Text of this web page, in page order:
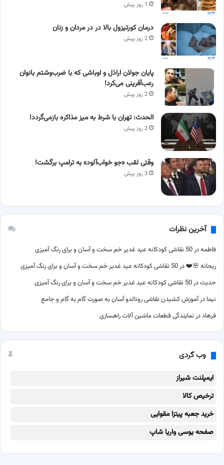
1 روز پیش
درمان کورتیزول بالا در در مردان و زنان
2 روز پیش
پایان جولان اراذل و اوباشی که با ضرب‌وشتم بانوان
رعب‌آفرینی می‌کرد!
2 روز پیش
الحدث: تهران با شرط به میز مذاکره بازمی‌گردد!
2 روز پیش
وقتی لقب «جو خواب‌آلود» به ترامپ برگشت!
3 روز پیش
آخرین نظرات
فاطمهدر50 نقاشی کودکانه عید غدیر خم سخت و آسان و برای رنگ آمیزی
ریحانه 🌸❤️در50 نقاشی کودکانه عید غدیر خم سخت و آسان و برای رنگ آمیزی
حدیثدر50 نقاشی کودکانه عید غدیر خم سخت و آسان و برای رنگ آمیزی
نیما درآموزش کشیدن نقاشی رونالدو آسان به صورت گام به گام و جامع
فرهاددر نمایندگی قطعات ماشین آلات راهسازی
وب گردی
ایمپلنت شیراز
ترخیص کالا
خرید جعبه پیتزا مقوایی
صفحه یوسی واریا شاپ